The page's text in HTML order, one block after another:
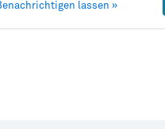
lassen »